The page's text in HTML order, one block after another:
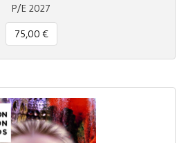
P/E 2027
75,00 €